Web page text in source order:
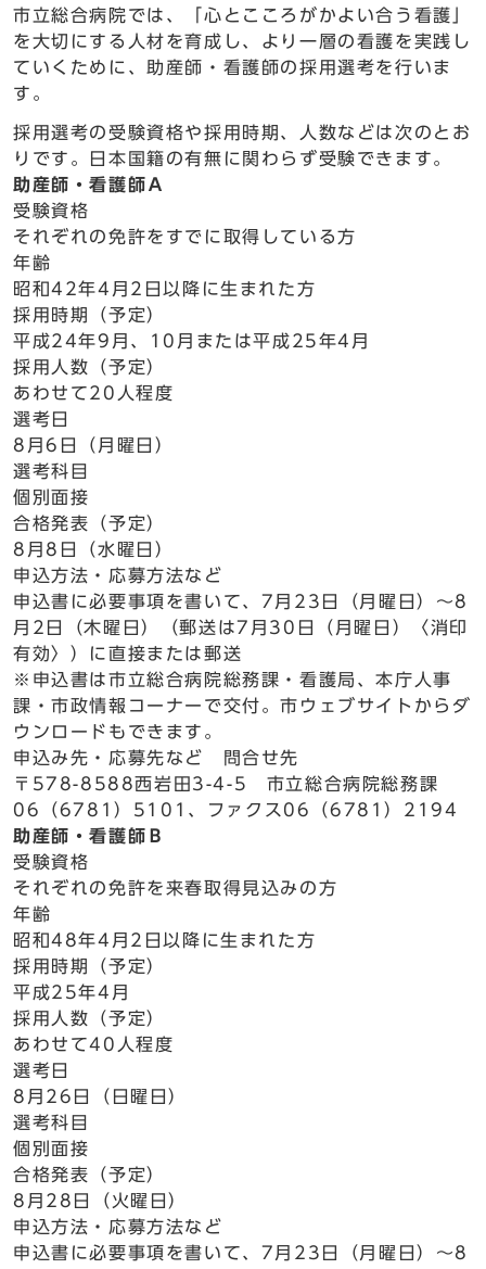
市立総合病院では、「心とこころがかよい合う看護」
を大切にする人材を育成し、より一層の看護を実践し
ていくために、助産師・看護師の採用選考を行いま
す。
採用選考の受験資格や採用時期、人数などは次のとお
りです。日本国籍の有無に関わらず受験できます。
助産師・看護師Ａ
受験資格
それぞれの免許をすでに取得している方
年齢
昭和42年4月2日以降に生まれた方
採用時期（予定）
平成24年9月、10月または平成25年4月
採用人数（予定）
あわせて20人程度
選考日
8月6日（月曜日）
選考科目
個別面接
合格発表（予定）
8月8日（水曜日）
申込方法・応募方法など
申込書に必要事項を書いて、7月23日（月曜日）～8
月2日（木曜日）（郵送は7月30日（月曜日）〈消印
有効〉）に直接または郵送
※申込書は市立総合病院総務課・看護局、本庁人事
課・市政情報コーナーで交付。市ウェブサイトからダ
ウンロードもできます。
申込み先・応募先など 問合せ先
〒578-8588西岩田3-4-5 市立総合病院総務課
06（6781）5101、ファクス06（6781）2194
助産師・看護師Ｂ
受験資格
それぞれの免許を来春取得見込みの方
年齢
昭和48年4月2日以降に生まれた方
採用時期（予定）
平成25年4月
採用人数（予定）
あわせて40人程度
選考日
8月26日（日曜日）
選考科目
個別面接
合格発表（予定）
8月28日（火曜日）
申込方法・応募方法など
申込書に必要事項を書いて、7月23日（月曜日）～8